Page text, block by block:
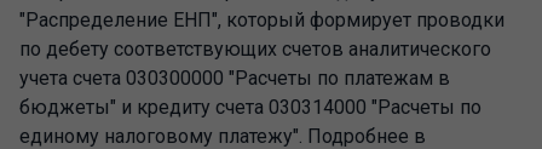
"Распределение ЕНП", который формирует проводки
по дебету соответствующих счетов аналитического
учета счета 030300000 "Расчеты по платежам в
бюджеты" и кредиту счета 030314000 "Расчеты по
единому налоговому платежу". Подробнее в